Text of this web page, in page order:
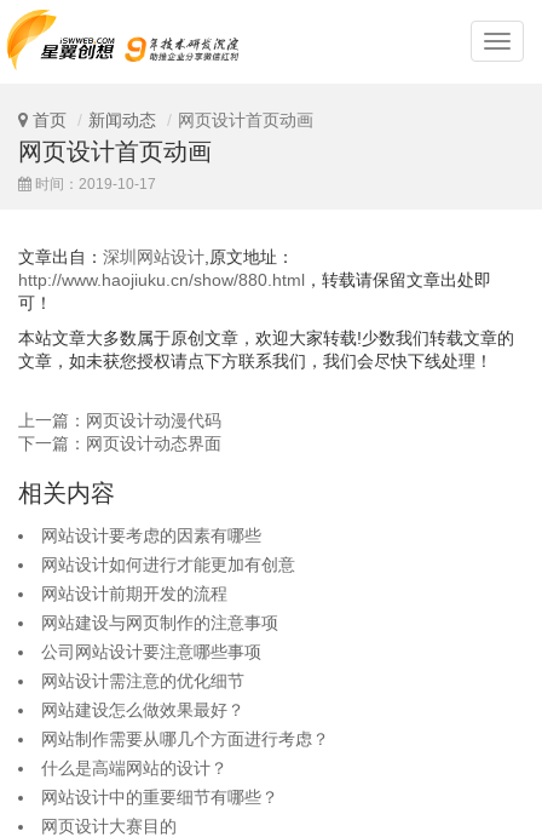
深
圳
首页 新闻动态 网页设计首页动画
网页设计首页动画
时间：2019-10-17
文章出自： 深圳网站设计 ,原文地址：
http://www.haojiuku.cn/show/880.html ，转载请保留文章出处即
可！
本站文章大多数属于原创文章，欢迎大家转载!少数我们转载文章的
文章，如未获您授权请点下方联系我们，我们会尽快下线处理！
上一篇：网页设计动漫代码
下一篇：网页设计动态界面
相关内容
网站设计要考虑的因素有哪些
网站设计如何进行才能更加有创意
网站设计前期开发的流程
网站建设与网页制作的注意事项
公司网站设计要注意哪些事项
网站设计需注意的优化细节
网站建设怎么做效果最好？
网站制作需要从哪几个方面进行考虑？
什么是高端网站的设计？
网站设计中的重要细节有哪些？
网页设计大赛目的